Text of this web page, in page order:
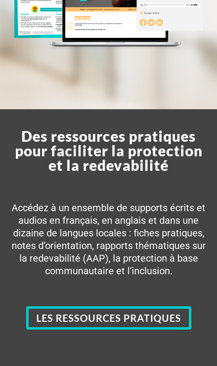
Des ressources pratiques
pour faciliter la protection
et la redevabilité
Accédez à un ensemble de supports écrits et
audios en français, en anglais et dans une
dizaine de langues locales : fiches pratiques,
notes d’orientation, rapports thématiques sur
la redevabilité (AAP), la protection à base
communautaire et l’inclusion.
LES RESSOURCES PRATIQUES